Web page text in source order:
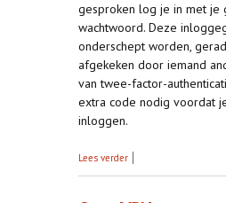
gesproken log je in met je
wachtwoord. Deze
onderschept worden,
afgekeken door iemand
van twee-factor-
extra code nodig voordat
inloggen.
Lees verder over Twee-factor-